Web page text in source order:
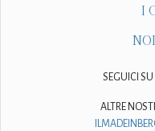
I
SEGUICI SU
ALTRE